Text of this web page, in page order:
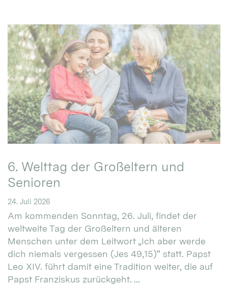
6. Welttag der Großeltern und
Senioren
24. Juli 2026
Am kommenden Sonntag, 26. Juli, findet der
weltweite Tag der Großeltern und älteren
Menschen unter dem Leitwort „Ich aber werde
dich niemals vergessen (Jes 49,15)“ statt. Papst
Leo XIV. führt damit eine Tradition weiter, die auf
Papst Franziskus zurückgeht. ...